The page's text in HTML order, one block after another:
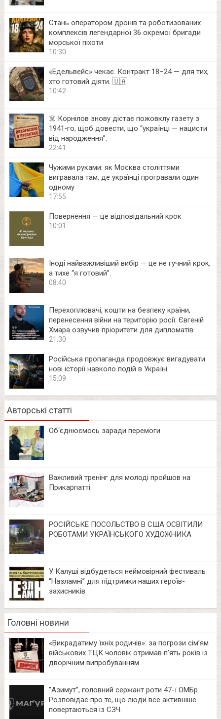
Стань оператором дронів та роботизованих
комплексів легендарної 36 окремої бригади
морської піхоти
10:30
«Едельвейс» чекає. Контракт 18–24 — для тих,
хто готовий діяти. 🇺🇦
10:42
☠️ Корнілов знову дістає пожовклу газету з
1941‑го, щоб довести, що “українці — нацисти
від народження”.
22:41
Чужими руками: як Москва століттями
вигравала там, де українці програвали один
одному
17:55
Повернення — це відповідальний крок
10:01
Іноді найважливіший вибір — це не гучний крок,
а тихе “я готовий”.
08:40
Перехоплювачі, кошти на безпеку країни,
перенесення війни на територію росії: Євгеній
Хмара озвучив пріоритети для дипломатів
21:30
Російська пропаганда продовжує вигадувати
нові історії навколо подій в Україні
15:09
Авторські статті
Об‘єднюємось заради перемоги
Важливий тренінг для молоді пройшов на
Прикарпатті.
РОСІЙСЬКЕ ПОСОЛЬСТВО В США ОСВІТИЛИ
РОБОТАМИ УКРАЇНСЬКОГО ХУДОЖНИКА
У Калуші відбудеться неймовірний фестиваль
“Назламні” для підтримки наших героїв-
захисників
Головні новини
«Викрадатиму їхніх родичів»: за погрози сім’ям
військових ТЦК чоловік отримав п’ять років із
дворічним випробуванням
⁨”Азимут”, головний сержант роти 47-ї ОМБр.
Розповідає про те, що люди все активніше
повертаються із СЗЧ.